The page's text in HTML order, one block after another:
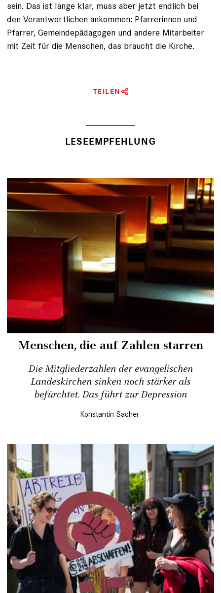
sein. Das ist lange klar, muss aber jetzt endlich bei
den Verantwortlichen ankommen: Pfarrerinnen und
Pfarrer, Gemeindepädagogen und andere Mitarbeiter
mit Zeit für die Menschen, das braucht die Kirche.
TEILEN
LESEEMPFEHLUNG
Menschen, die auf Zahlen starren
Die Mitgliederzahlen der evangelischen
Landeskirchen sinken noch stärker als
befürchtet. Das führt zur Depression
Konstantin Sacher